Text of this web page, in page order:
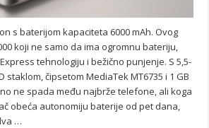
s baterijom kapaciteta 6000 mAh. Ovog
koji ne samo da ima ogromnu bateriju,
tehnologiju i bežično punjenje. S 5,5-
staklom, čipsetom MediaTek MT6735 i 1 GB
ne spada među najbrže telefone, ali koga
obeća autonomiju baterije od pet dana,
…